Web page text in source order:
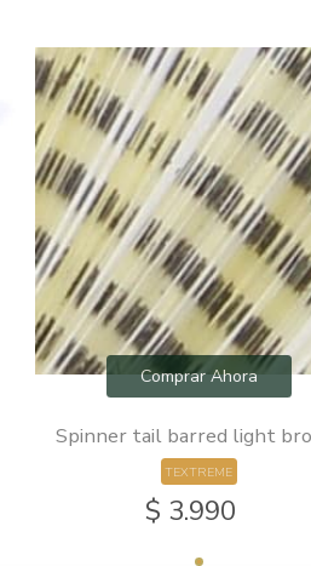
Comprar Ahora
Spinner tail barred light
TEXTREME
$ 3.990